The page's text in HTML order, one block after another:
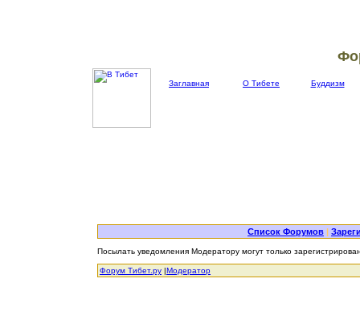
Заглавная О Тибете Буддизм
Список Форумов |
Посылать уведомления Модератору могут только
Форум Тибет.ру |Модератор